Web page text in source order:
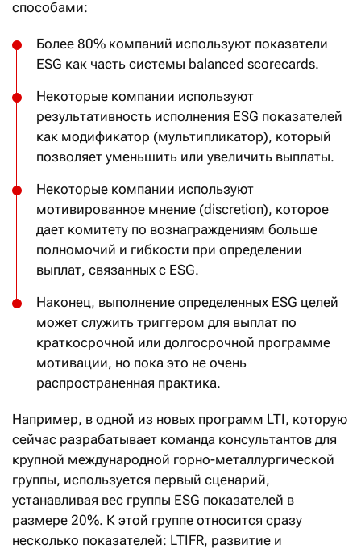
способами:
Более 80% компаний используют показатели
ESG как часть системы balanced scorecards.
Некоторые компании используют
результативность исполнения ESG показателей
как модификатор (мультипликатор), который
позволяет уменьшить или увеличить выплаты.
Некоторые компании используют
мотивированное мнение (discretion), которое
дает комитету по вознаграждениям больше
полномочий и гибкости при определении
выплат, связанных с ESG.
Наконец, выполнение определенных ESG целей
может служить триггером для выплат по
краткосрочной или долгосрочной программе
мотивации, но пока это не очень
распространенная практика.
Например, в одной из новых программ LTI, которую
сейчас разрабатывает команда консультантов для
крупной международной горно-металлургической
группы, используется первый сценарий,
устанавливая вес группы ESG показателей в
размере 20%. К этой группе относится сразу
несколько показателей: LTIFR, развитие и